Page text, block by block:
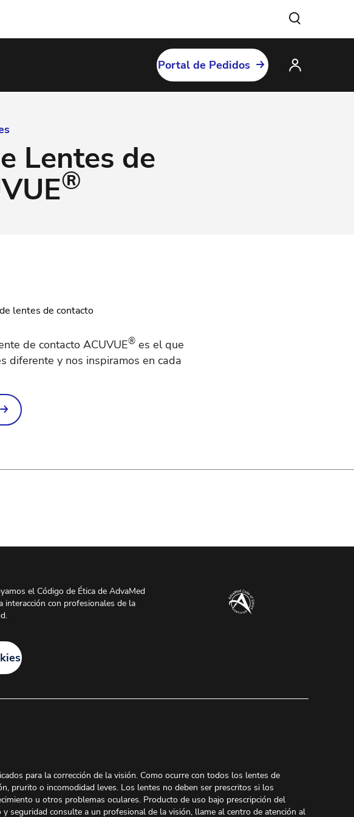
Portal de Pedidos
Lentes de
®
de contacto ACUVUE®es el que
diferente y nos inspiramos en cada
el Código de Ética de AdvaMed
interacción con profesionales de la
para la corrección de la visión. Como ocurre con todos los lentes de
prurito o incomodidad leves. Los lentes no deben ser prescritos si los
u otros problemas oculares. Producto de uso bajo prescripción del
seguridad consulte a un profesional de la visión, llame al centro de atención al